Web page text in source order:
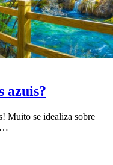
azuis?
Muito se idealiza sobre